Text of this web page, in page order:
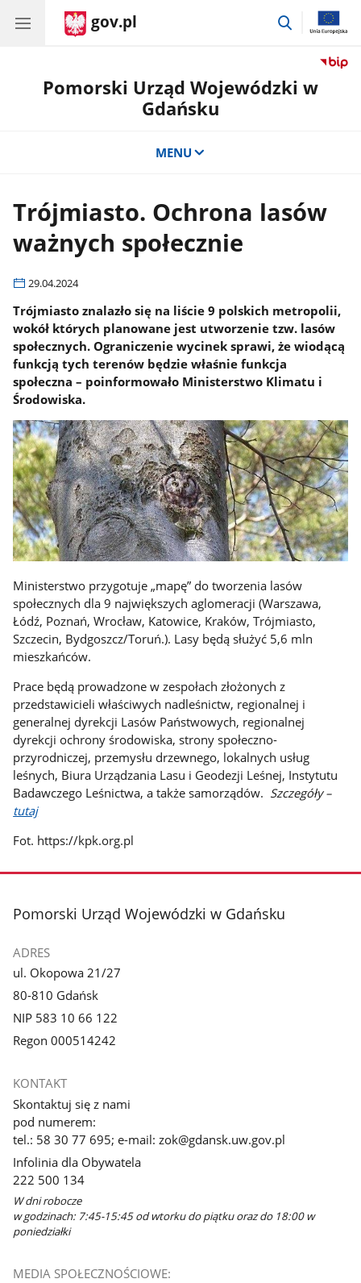
gov.pl
przejdź
Pomorski Urząd Wojewódzki w
Gdańsku
MENU
Trójmiasto. Ochrona lasów
ważnych społecznie
29.04.2024
Trójmiasto znalazło się na liście 9 polskich metropolii,
wokół których planowane jest utworzenie tzw. lasów
społecznych. Ograniczenie wycinek sprawi, że wiodącą
funkcją tych terenów będzie właśnie funkcja
społeczna – poinformowało Ministerstwo Klimatu i
Środowiska.
Ministerstwo przygotuje „mapę” do tworzenia lasów
społecznych dla 9 największych aglomeracji (Warszawa,
Łódź, Poznań, Wrocław, Katowice, Kraków, Trójmiasto,
Szczecin, Bydgoszcz/Toruń.). Lasy będą służyć 5,6 mln
mieszkańców.
Prace będą prowadzone w zespołach złożonych z
przedstawicieli właściwych nadleśnictw, regionalnej i
generalnej dyrekcji Lasów Państwowych, regionalnej
dyrekcji ochrony środowiska, strony społeczno-
przyrodniczej, przemysłu drzewnego, lokalnych usług
leśnych, Biura Urządzania Lasu i Geodezji Leśnej, Instytutu
Badawczego Leśnictwa, a także samorządów. Szczegóły –
tutaj
Fot. https://kpk.org.pl
stopka
Pomorski Urząd Wojewódzki w Gdańsku
ADRES
ul. Okopowa 21/27
80-810 Gdańsk
NIP 583 10 66 122
Regon 000514242
KONTAKT
Skontaktuj się z nami
pod numerem:
tel.: 58 30 77 695; e-mail: zok@gdansk.uw.gov.pl
Infolinia dla Obywatela
222 500 134
W dni robocze
w godzinach: 7:45-15:45 od wtorku do piątku oraz do 18:00 w
poniedziałki
MEDIA SPOŁECZNOŚCIOWE: